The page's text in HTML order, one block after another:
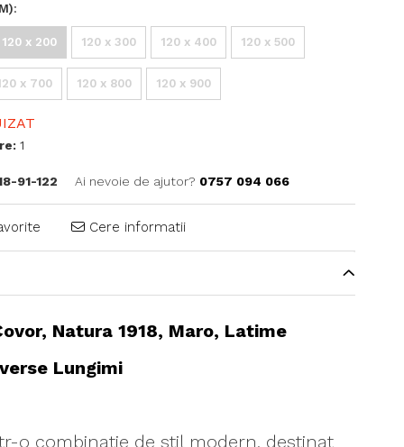
:
120 x 200 120 x 300 120 x 400 120 x 500
x 700 120 x 800 120 x 900
1
91-122 Ai nevoie de ajutor? 0757 094 066
Cere informatii
Natura 1918, Maro, Latime
Lungimi
o combinatie de stil modern, destinat